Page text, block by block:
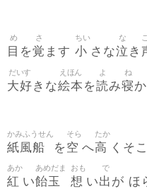
目
め
を覚
さ
ます 小
ちい
さな泣
な
き
大好
だいす
きな絵本
えほん
を読
よ
み寝
ね
紙風船
かみふうせん
を空
そら
へ高
たか
くそ
紅
あか
い飴玉
あめだま
想
おも
い出
で
が ほ